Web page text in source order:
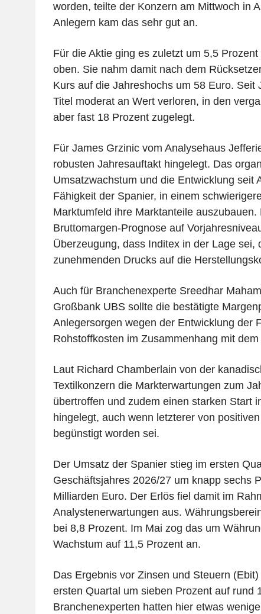
worden, teilte der Konzern am Mittwoch in
Anlegern kam das sehr gut an.
Für die Aktie ging es zuletzt um 5,5
oben. Sie nahm damit nach dem
Kurs auf die Jahreshochs um 58 Euro. Seit
Titel moderat an Wert verloren, in den
aber fast 18 Prozent zugelegt.
Für James Grzinic vom Analysehaus
robusten Jahresauftakt hingelegt. Das
Umsatzwachstum und die Entwicklung seit
Fähigkeit der Spanier, in einem
Marktumfeld ihre Marktanteile
Bruttomargen-Prognose auf
Überzeugung, dass Inditex in der Lage sei,
zunehmenden Drucks auf die
Auch für Branchenexperte Sreedhar
Großbank UBS sollte die bestätigte
Anlegersorgen wegen der Entwicklung der
Rohstoffkosten im Zusammenhang mit
Laut Richard Chamberlain von der
Textilkonzern die Markterwartungen zum
übertroffen und zudem einen starken Start
hingelegt, auch wenn letzterer von
begünstigt worden sei.
Der Umsatz der Spanier stieg im ersten
Geschäftsjahres 2026/27 um knapp sechs
Milliarden Euro. Der Erlös fiel damit im
Analystenerwartungen aus.
bei 8,8 Prozent. Im Mai zog das um
Wachstum auf 11,5 Prozent an.
Das Ergebnis vor Zinsen und Steuern
ersten Quartal um sieben Prozent auf rund
Branchenexperten hatten hier etwas